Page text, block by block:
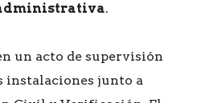
.
un acto de supervisión
instalaciones junto a